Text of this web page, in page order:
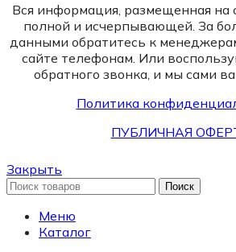
Вся информация, размещенная на
полной и исчерпывающей. За
данными обратитесь к
сайте телефонам. Или
обратного звонка, и мы сами
Политика
ПУБЛИЧНАЯ
Закрыть
Поиск
Меню
Каталог